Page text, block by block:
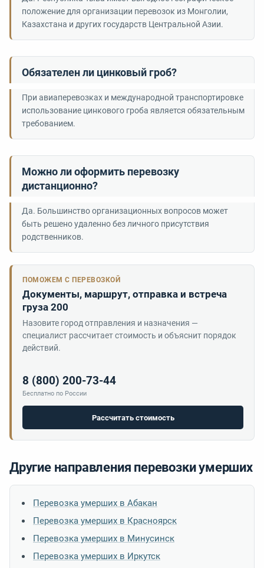
положение для организации перевозок из Монголии,
Казахстана и других государств Центральной Азии.
Обязателен ли цинковый гроб?
При авиаперевозках и международной транспортировке
использование цинкового гроба является обязательным
требованием.
Можно ли оформить перевозку
дистанционно?
Да. Большинство организационных вопросов может
быть решено удаленно без личного присутствия
родственников.
ПОМОЖЕМ С ПЕРЕВОЗКОЙ
Документы, маршрут, отправка и встреча
груза 200
Назовите город отправления и назначения —
специалист рассчитает стоимость и объяснит порядок
действий.
8 (800) 200-73-44
Бесплатно по России
Рассчитать стоимость
Другие направления перевозки умерших
Перевозка умерших в Абакан
Перевозка умерших в Красноярск
Перевозка умерших в Минусинск
Перевозка умерших в Иркутск